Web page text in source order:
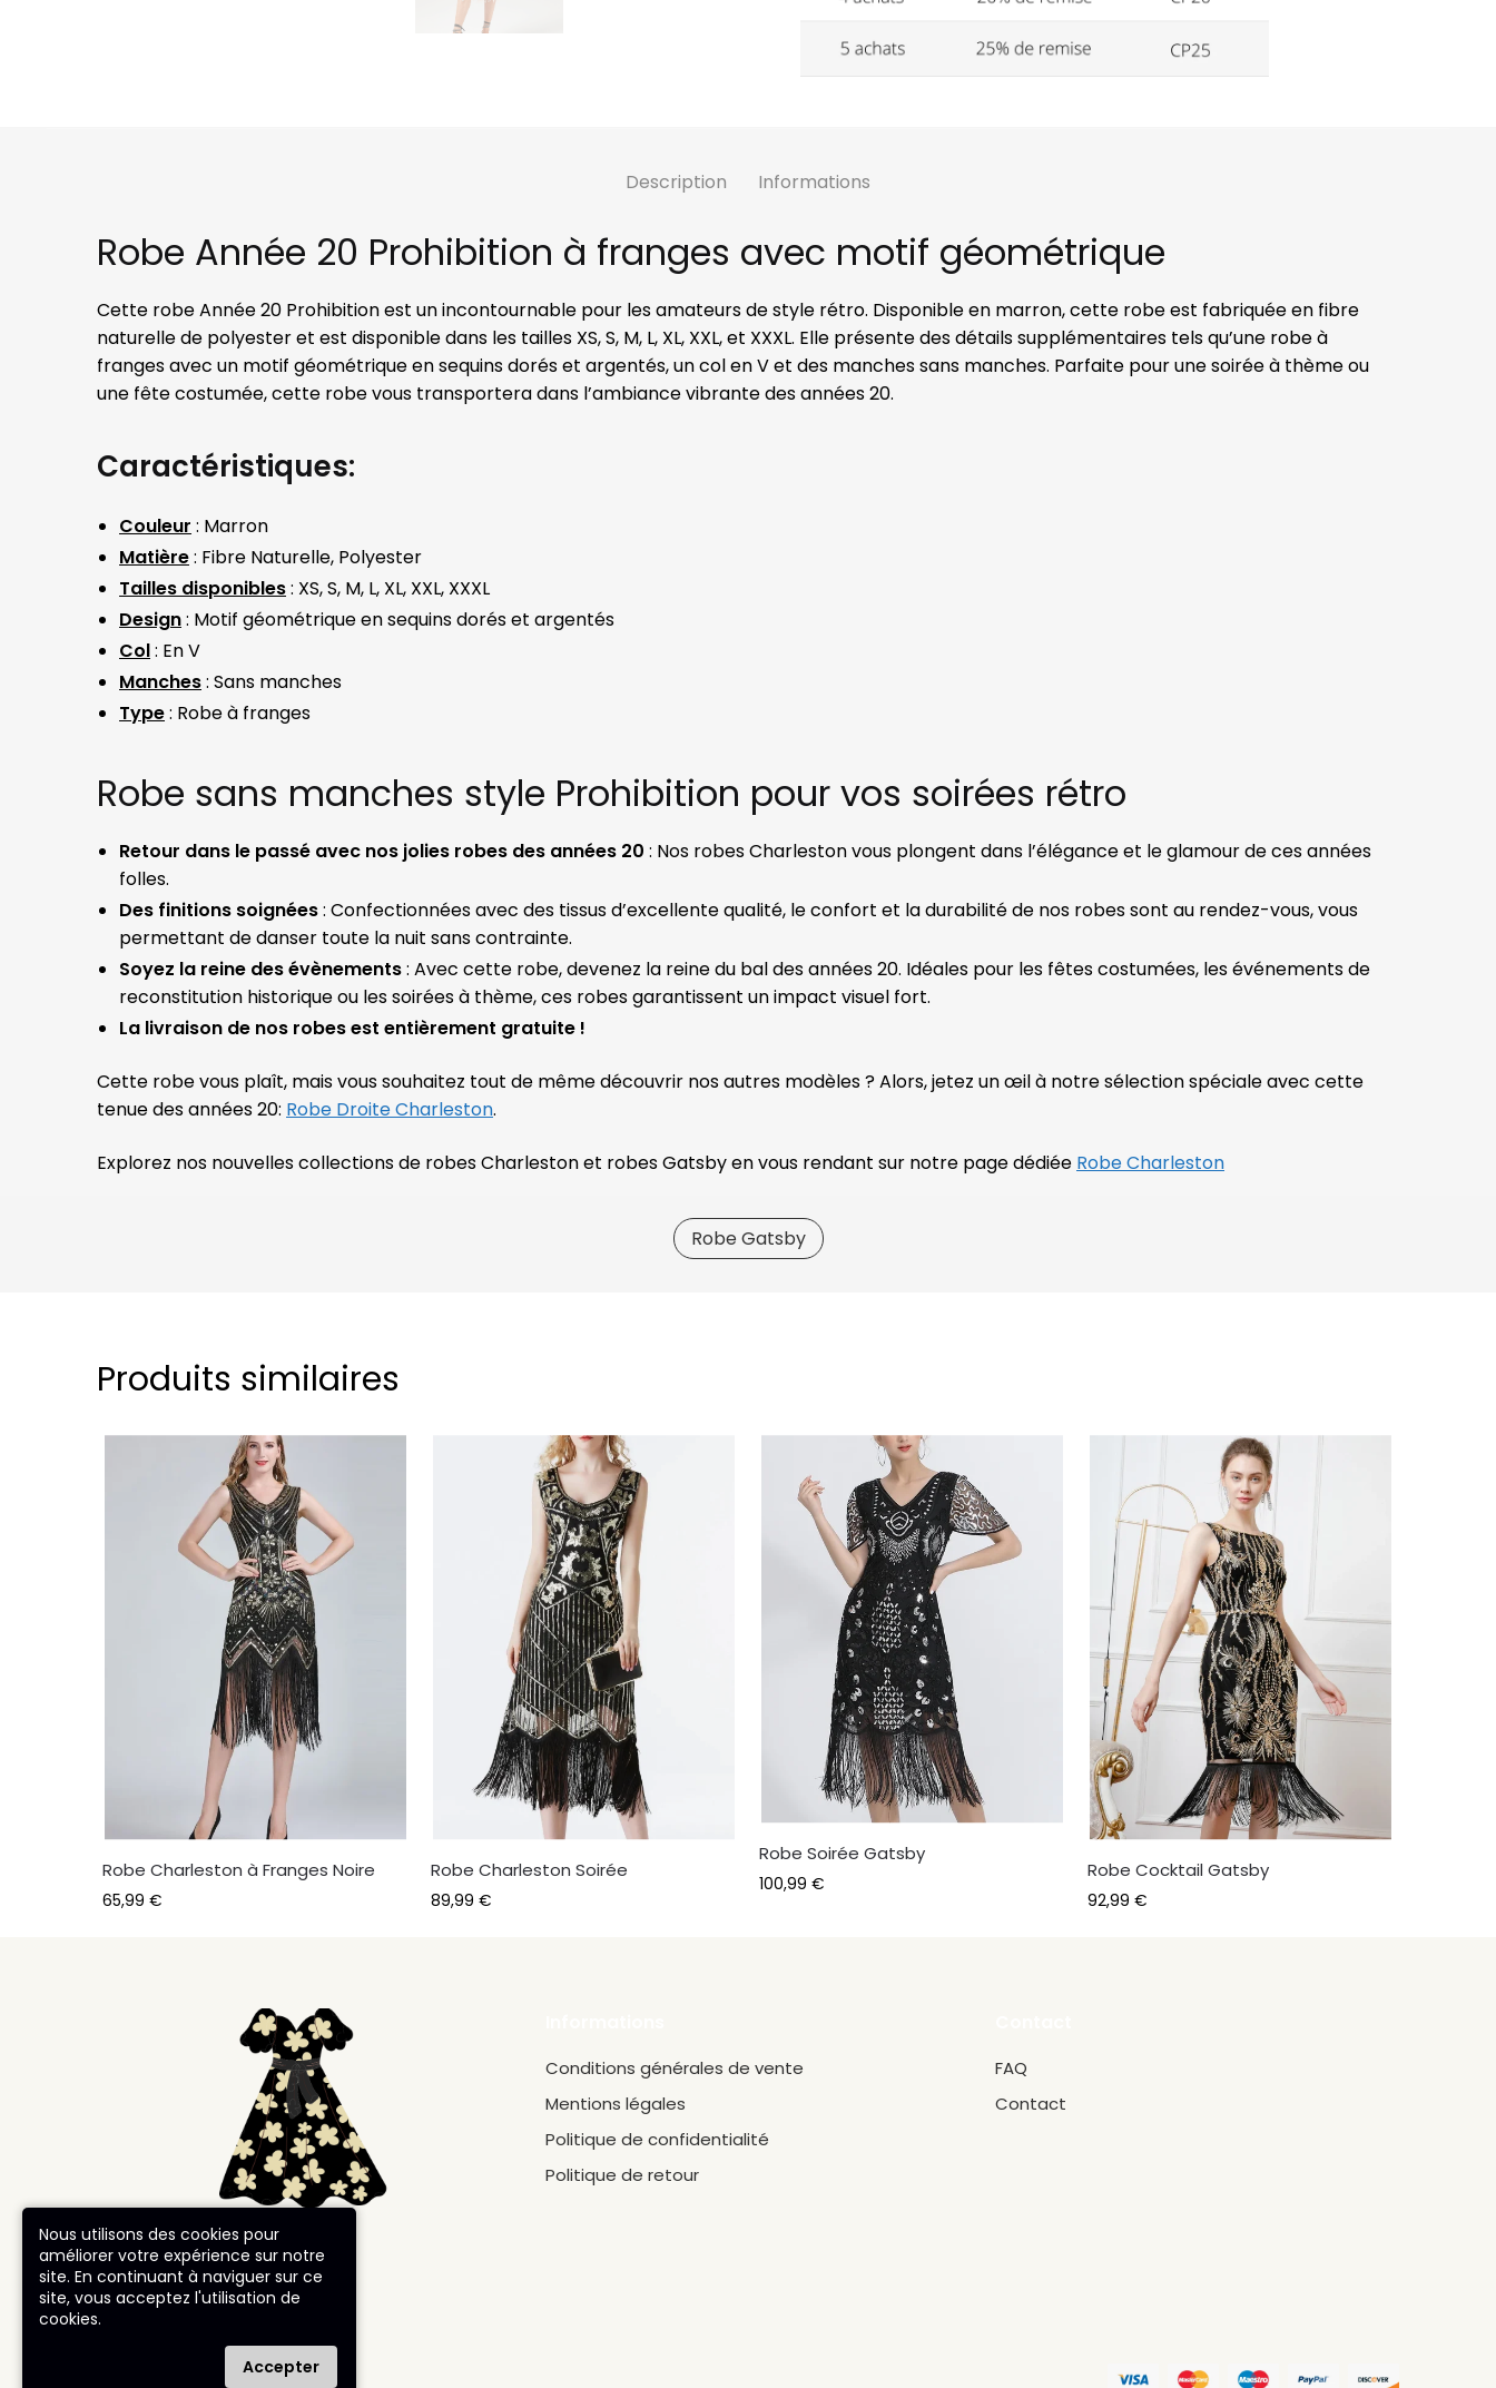
Description Informations
Robe Année 20 Prohibition à franges avec motif géométrique
Cette robe Année 20 Prohibition est un incontournable pour les amateurs de style rétro. Disponible en marron, cette robe est fabriquée en fibre
naturelle de polyester et est disponible dans les tailles XS, S, M, L, XL, XXL, et XXXL. Elle présente des détails supplémentaires tels qu’une robe à
franges avec un motif géométrique en sequins dorés et argentés, un col en V et des manches sans manches. Parfaite pour une soirée à thème ou
une fête costumée, cette robe vous transportera dans l’ambiance vibrante des années 20.
Caractéristiques:
Couleur : Marron
Matière: Fibre Naturelle, Polyester
Tailles disponibles: XS, S, M, L, XL, XXL, XXXL
Design: Motif géométrique en sequins dorés et argentés
Col: En V
Manches: Sans manches
Type: Robe à franges
Robe sans manches style Prohibition pour vos soirées rétro
Retour dans le passé avec nos jolies robes des années 20 : Nos robes Charleston vous plongent dans l’élégance et le glamour de ces années
folles.
Des finitions soignées: Confectionnées avec des tissus d’excellente qualité, le confort et la durabilité de nos robes sont au rendez-vous, vous
permettant de danser toute la nuit sans contrainte.
Soyez la reine des évènements: Avec cette robe, devenez la reine du bal des années 20. Idéales pour les fêtes costumées, les événements de
reconstitution historique ou les soirées à thème, ces robes garantissent un impact visuel fort.
La livraison de nos robes est entièrement gratuite !
Cette robe vous plaît, mais vous souhaitez tout de même découvrir nos autres modèles ? Alors, jetez un œil à notre sélection spéciale avec cette
tenue des années 20: Robe Droite Charleston.
Explorez nos nouvelles collections de robes Charleston et robes Gatsby en vous rendant sur notre page dédiée Robe Charleston
Robe Gatsby
Produits similaires
Robe Charleston à Franges Noire
65,99€
Robe Charleston Soirée
89,99 €
Robe Soirée Gatsby
100,99 €
Robe Cocktail Gatsby
92,99 €
Conditions générales de vente
Mentions légales
Politique de confidentialité
Politique de retour
FAQ
Contact
© robe-charleston.com
Nous utilisons des cookies pour
améliorer votre expérience sur notre
site. En continuant à naviguer sur ce
site, vous acceptez l'utilisation de
cookies.
Accepter